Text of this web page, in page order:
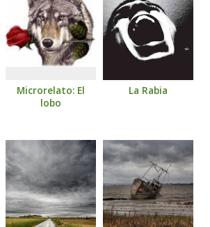
Microrelato: El
lobo
La Rabia